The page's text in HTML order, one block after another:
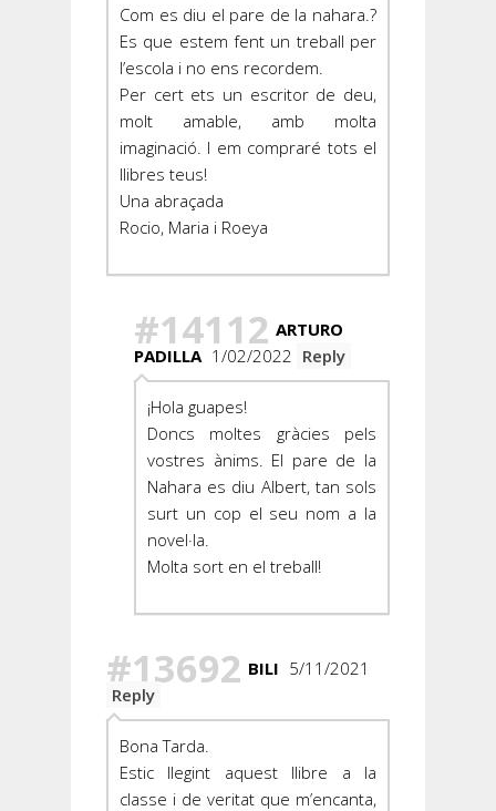
Com es diu el pare de la nahara.?
Es que estem fent un treball per
l’escola i no ens recordem.
Per cert ets un escritor de deu,
molt amable, amb molta
imaginació. I em compraré tots el
llibres teus!
Una abraçada
Rocio, Maria i Roeya
#14112 ARTURO
PADILLA 1/02/2022 Reply
¡Hola guapes!
Doncs moltes gràcies pels
vostres ànims. El pare de la
Nahara es diu Albert, tan sols
surt un cop el seu nom a la
novel·la.
Molta sort en el treball!
#13692 BILI 5/11/2021
Reply
Bona Tarda.
Estic llegint aquest llibre a la
classe i de veritat que m’encanta,